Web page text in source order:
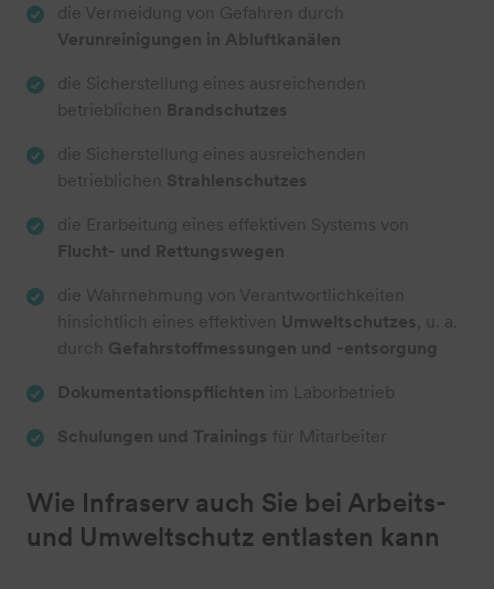
die Vermeidung von Gefahren durch
Verunreinigungen in Abluftkanälen
die Sicherstellung eines ausreichenden
betrieblichen Brandschutzes
die Sicherstellung eines ausreichenden
betrieblichen Strahlenschutzes
die Erarbeitung eines effektiven Systems von
Flucht- und Rettungswegen
die Wahrnehmung von Verantwortlichkeiten
hinsichtlich eines effektiven Umweltschutzes , u. a.
durch Gefahrstoffmessungen und -entsorgung
Dokumentationspflichten im Laborbetrieb
Schulungen und Trainings für Mitarbeiter
Wie Infraserv auch Sie bei Arbeits-
und Umweltschutz entlasten kann